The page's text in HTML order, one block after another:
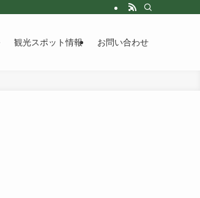
観光スポット情報 お問い合わせ